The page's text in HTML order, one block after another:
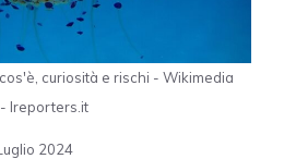
curiosità e rischi - Wikimedia
Ireporters.it
2024